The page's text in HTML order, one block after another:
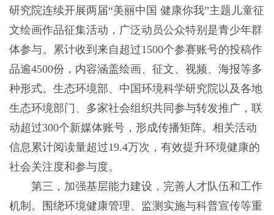
研究院连续开展两届“美丽中国 健康你我”主题儿童征
文绘画作品征集活动，广泛动员公众特别是青少年群
体参与。累计收到来自超过1500个参赛账号的投稿作
品逾4500份，内容涵盖绘画、征文、视频、海报等多
种形式。生态环境部、中国环境科学研究院以及各地
生态环境部门、多家社会组织共同参与转发推广，联
动超过300个新媒体账号，形成传播矩阵。相关活动
信息累计阅读量超过19.4万次，有效提升环境健康的
社会关注度和参与度。
第三，加强基层能力建设，完善人才队伍和工作
机制。围绕环境健康管理、监测实施与科普宣传等重